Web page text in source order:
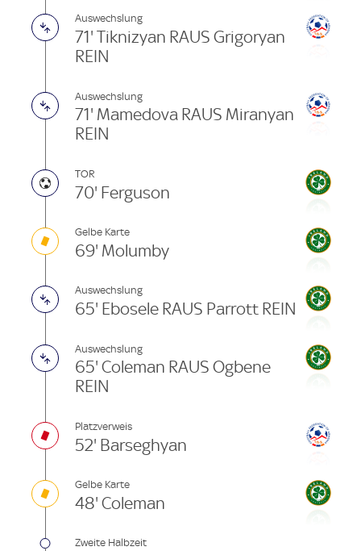
Auswechslung
71' Tiknizyan RAUS Grigoryan
REIN
Auswechslung
71' Mamedova RAUS Miranyan
REIN
TOR
70' Ferguson
Gelbe Karte
69' Molumby
Auswechslung
65' Ebosele RAUS Parrott REIN
Auswechslung
65' Coleman RAUS Ogbene
REIN
Platzverweis
52' Barseghyan
Gelbe Karte
48' Coleman
Zweite Halbzeit